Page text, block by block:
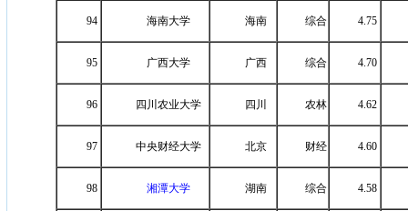
94 海南大学 海南 综合 4.75
95 广西大学 广西 综合 4.70
96 四川农业大学 四川 农林 4.62
97 中央财经大学 北京 财经 4.60
98 湘潭大学 湖南 综合 4.58